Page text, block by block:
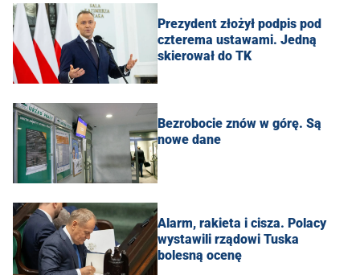
Prezydent złożył podpis pod
czterema ustawami. Jedną
skierował do TK
Bezrobocie znów w górę. Są
nowe dane
Alarm, rakieta i cisza. Polacy
wystawili rządowi Tuska
bolesną ocenę